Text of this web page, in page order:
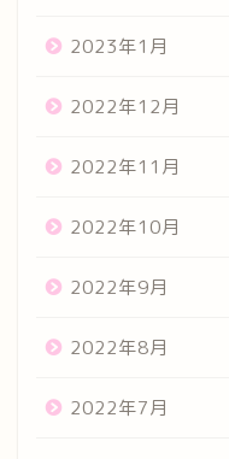
2023年1月
2022年12月
2022年11月
2022年10月
2022年9月
2022年8月
2022年7月